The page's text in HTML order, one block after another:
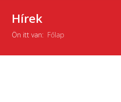
Hírek
Ön itt van: Főlap